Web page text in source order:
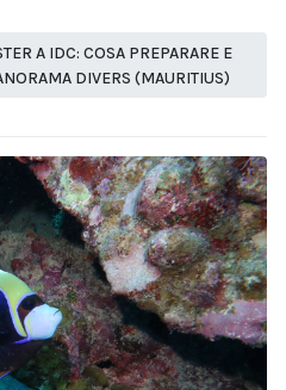
A IDC: COSA PREPARARE E
DIVERS (MAURITIUS)